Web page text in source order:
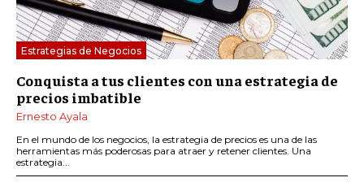
Estrategias de Negocios
Conquista a tus clientes con una estrategia de
precios imbatible
Ernesto Ayala
En el mundo de los negocios, la estrategia de precios es una de las
herramientas más poderosas para atraer y retener clientes. Una
estrategia...